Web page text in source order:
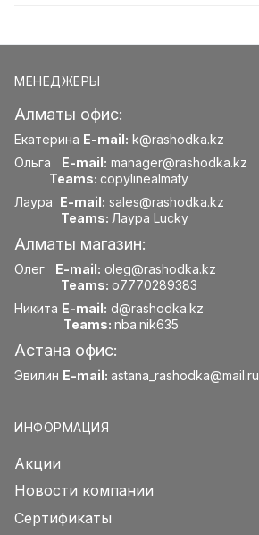
МЕНЕДЖЕРЫ
Алматы офис:
Екатерина E-mail: k@rashodka.kz
Ольга E-mail: manager@rashodka.kz
Teams: copylinealmaty
Лаура E-mail: sales@rashodka.kz
Teams: Лаура Lucky
Алматы магазин:
Олег E-mail: oleg@rashodka.kz
Teams: o7770289383
Никита E-mail: d@rashodka.kz
Teams: nba.nik635
Астана офис:
Эвилин E-mail: astana_rashodka@mail.ru
ИНФОРМАЦИЯ
Акции
Новости компании
Сертификаты